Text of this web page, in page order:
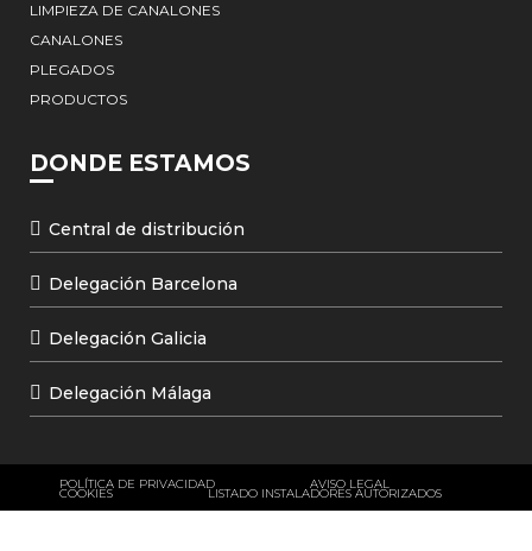
LIMPIEZA DE CANALONES
CANALONES
PLEGADOS
PRODUCTOS
DONDE ESTAMOS
Central de distribución
Delegación Barcelona
Delegación Galicia
Delegación Málaga
POLÍTICA DE PRIVACIDAD AVISO LEGAL
COOKIES LISTADO INSTALADORES AUTORIZADOS